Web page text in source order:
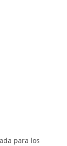
para los